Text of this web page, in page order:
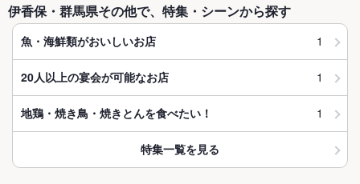
伊香保・群馬県その他で、特集・シーンから探す
魚・海鮮類がおいしいお店 1
20人以上の宴会が可能なお店 1
地鶏・焼き鳥・焼きとんを食べたい！ 1
特集一覧を見る